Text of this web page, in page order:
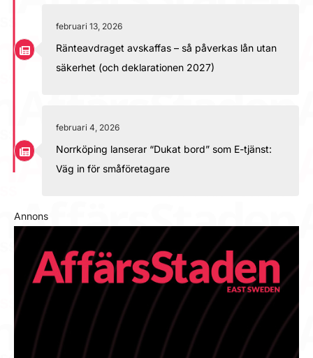
februari 13, 2026
Ränteavdraget avskaffas – så påverkas lån utan
säkerhet (och deklarationen 2027)
februari 4, 2026
Norrköping lanserar “Dukat bord” som E-tjänst:
Väg in för småföretagare
Annons